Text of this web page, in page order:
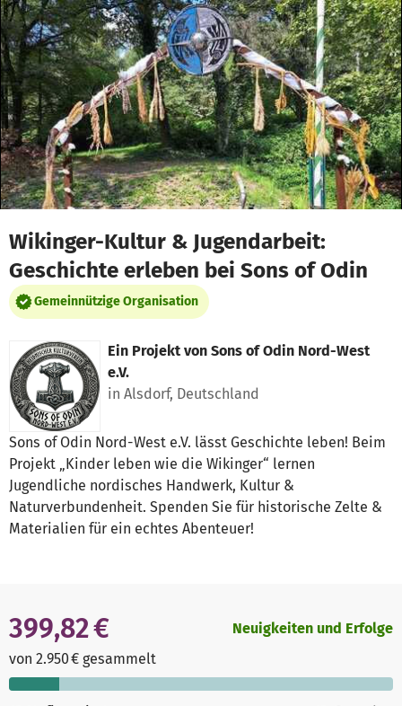
Zum Hauptinhalt springen
Erklärung zur Barrierefreiheit anzeigen
Wikinger-Kultur & Jugendarbeit:
Geschichte erleben bei Sons of Odin
Gemeinnützige Organisation
Ein Projekt von Sons of Odin Nord-West
e.V.
in Alsdorf, Deutschland
Sons of Odin Nord-West e.V. lässt Geschichte leben! Beim
Projekt „Kinder leben wie die Wikinger“ lernen
Jugendliche nordisches Handwerk, Kultur &
Naturverbundenheit. Spenden Sie für historische Zelte &
Materialien für ein echtes Abenteuer!
399,82 €
von 2.950 € gesammelt
Neuigkeiten und Erfolge